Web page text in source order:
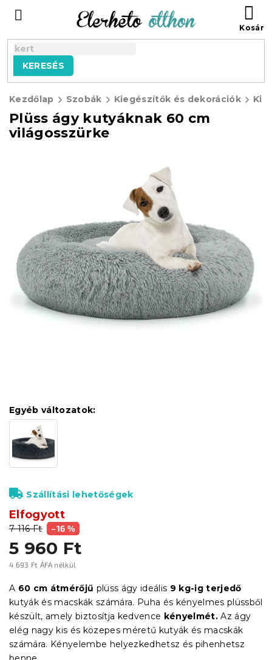
tartalomhoz
KERESÉS
Kezdőlap Szobák Kiegészítők és dekorációk
Plüss ágy kutyáknak 60 cm
világosszürke
7 116 Ft –16 %
5 960 Ft
4 693 Ft ÁFA nélkül
Elfogyott
Egyéb változatok:
Szállítási lehetőségek
A 60 cm átmérőjű plüss ágy ideális 9 kg-ig terjedő
kutyák és macskák számára. Puha és kényelmes plüssből
készült, amely biztosítja kedvence kényelmét. Az ágy
elég nagy kis és közepes méretű kutyák és macskák
számára. Kényelembe helyezkedhetsz és pihenhetsz